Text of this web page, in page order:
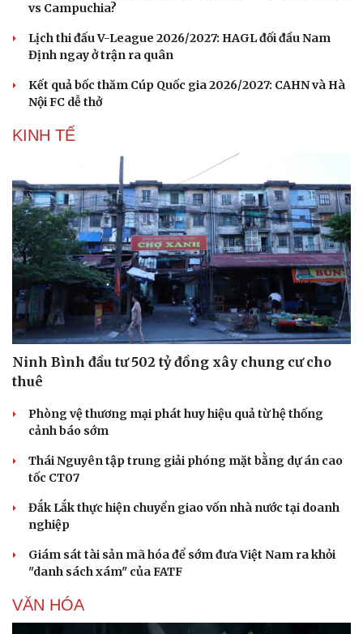
Sức khỏe
Dinh dưỡng - món ngon
Cây thuốc
Sản phụ khoa
Đời sống
vs Campuchia?
Lịch thi đấu V-League 2026/2027: HAGL đối đầu Nam
Định ngay ở trận ra quân
Kết quả bốc thăm Cúp Quốc gia 2026/2027: CAHN và Hà
Nội FC dễ thở
KINH TẾ
Ninh Bình đầu tư 502 tỷ đồng xây chung cư cho
thuê
Phòng vệ thương mại phát huy hiệu quả từ hệ thống
cảnh báo sớm
Thái Nguyên tập trung giải phóng mặt bằng dự án cao
tốc CT07
Đắk Lắk thực hiện chuyển giao vốn nhà nước tại doanh
nghiệp
Giám sát tài sản mã hóa để sớm đưa Việt Nam ra khỏi
"danh sách xám" của FATF
VĂN HÓA